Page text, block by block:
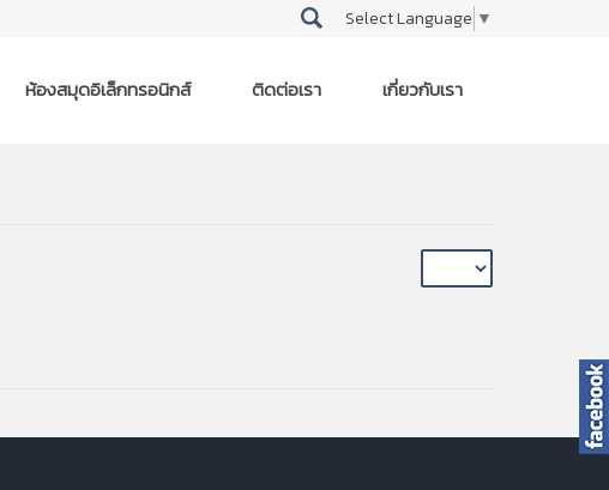
Select Language ▼
ห้องสมุดอิเล็กทรอนิกส์ ติดต่อเรา เกี่ยวกับเรา